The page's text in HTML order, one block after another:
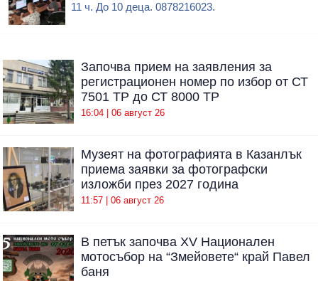
11 ч. До 10 деца. 0878216023.
Започва прием на заявления за
регистрационен номер по избор от СТ
7501 ТР до СТ 8000 ТР
16:04 | 06 август 26
Музеят на фотографията в Казанлък
приема заявки за фотографски
изложби през 2027 година
11:57 | 06 август 26
В петък започва XV Национален
мотосъбор на “Змейовете“ край Павел
баня